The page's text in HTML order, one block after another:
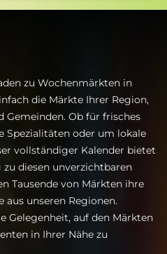
zu Wochenmärkten in
die Märkte Ihrer Region,
Ob für frisches
Spezialitäten oder um lokale
vollständiger Kalender bietet
diesen unverzichtbaren
Tausende von Märkten ihre
aus unseren Regionen.
Gelegenheit, auf den Märkten
in Ihrer Nähe zu